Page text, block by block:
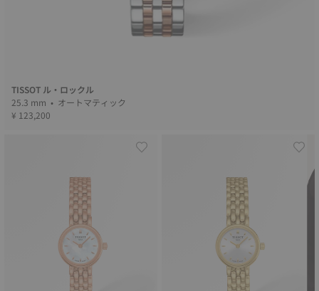
TISSOT ル・ロックル
25.3 mm • オートマティック
¥ 123,200